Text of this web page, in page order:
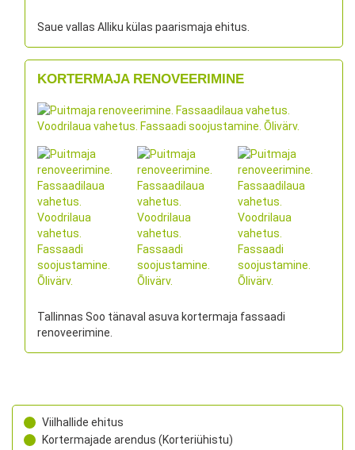
Saue vallas Alliku külas paarismaja ehitus.
KORTERMAJA RENOVEERIMINE
Tallinnas Soo tänaval asuva kortermaja fassaadi
renoveerimine.
Viilhallide ehitus
Kortermajade arendus (Korteriühistu)